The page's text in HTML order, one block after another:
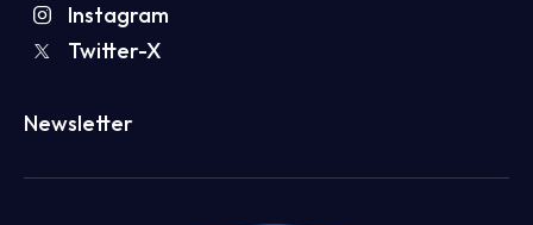
Instagram
Twitter-X
Newsletter